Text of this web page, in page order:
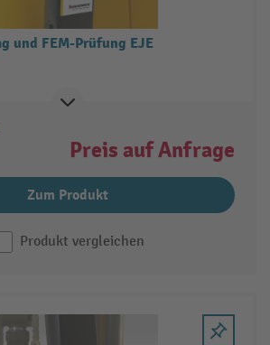
und FEM-Prüfung EJE
Preis auf Anfrage
Zum Produkt
Produkt vergleichen